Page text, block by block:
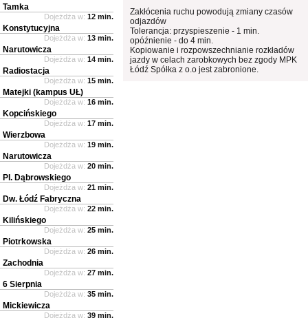
Zakłócenia ruchu powodują zmiany czasów
odjazdów
Tolerancja: przyspieszenie - 1 min.
opóźnienie - do 4 min.
Kopiowanie i rozpowszechnianie rozkładów
jazdy w celach zarobkowych bez zgody MPK
Łódź Spółka z o.o jest zabronione.
Tamka
Dojeżdża w: 12 min.
Konstytucyjna
Dojeżdża w: 13 min.
Narutowicza
Dojeżdża w: 14 min.
Radiostacja
Dojeżdża w: 15 min.
Matejki (kampus UŁ)
Dojeżdża w: 16 min.
Kopcińskiego
Dojeżdża w: 17 min.
Wierzbowa
Dojeżdża w: 19 min.
Narutowicza
Dojeżdża w: 20 min.
Pl. Dąbrowskiego
Dojeżdża w: 21 min.
Dw. Łódź Fabryczna
Dojeżdża w: 22 min.
Kilińskiego
Dojeżdża w: 25 min.
Piotrkowska
Dojeżdża w: 26 min.
Zachodnia
Dojeżdża w: 27 min.
6 Sierpnia
Dojeżdża w: 35 min.
Mickiewicza
Dojeżdża w: 39 min.